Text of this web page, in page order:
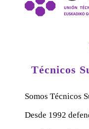
Técnicos
Somos Técnicos
Desde 1992